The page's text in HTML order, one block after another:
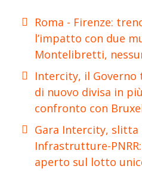
Roma - Firenze:
l’impatto con due
Montelibretti,
Intercity, il
di nuovo divisa in
confronto con
Gara Intercity, slitta
Infrastrutture-
aperto sul lotto